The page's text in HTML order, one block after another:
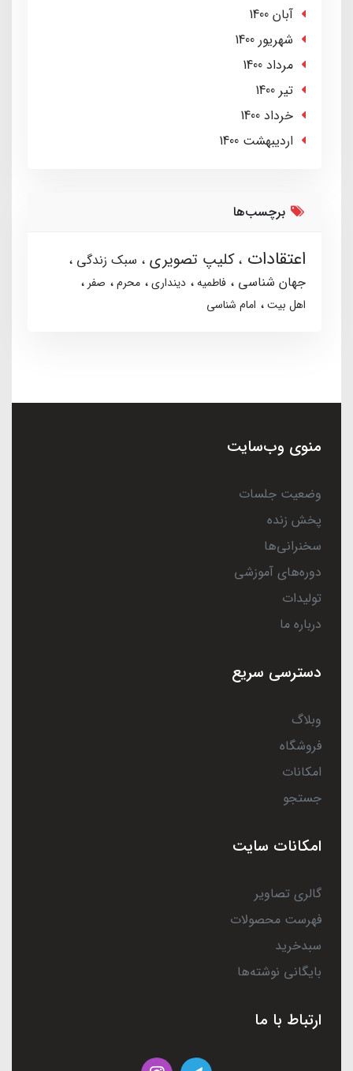
آبان 1400
شهریور 1400
مرداد 1400
تير 1400
خرداد 1400
ارديبهشت 1400
برچسب‌ها
اعتقادات کلیپ تصویری
سبک زندگی
جهان شناسی
فاطمیه دینداری محرم
صفر
اهل بیت
امام شناسی
منوی وب‌سایت
وضعیت جلسات
پخش زنده
سخنرانی‌ها
دوره‌های آموزشی
تولیدات
درباره ما
دسترسی سریع
وبلاگ
فروشگاه
امکانات
جستجو
امکانات سایت
گالری تصاویر
فهرست محصولات
سبدخرید
بایگانی نوشته‌ها
ارتباط با ما